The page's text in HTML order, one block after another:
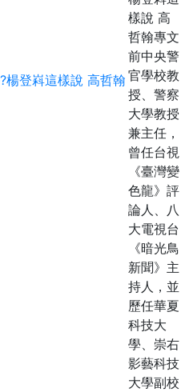
樣說 高
哲翰專文
前中央警
官學校教
授、警察
大學教授
兼主任，
曾任台視
《臺灣變
色龍》評
論人、八
大電視台
《暗光鳥
新聞》主
持人，並
歷任華夏
科技大
學、崇右
影藝科技
大學副校